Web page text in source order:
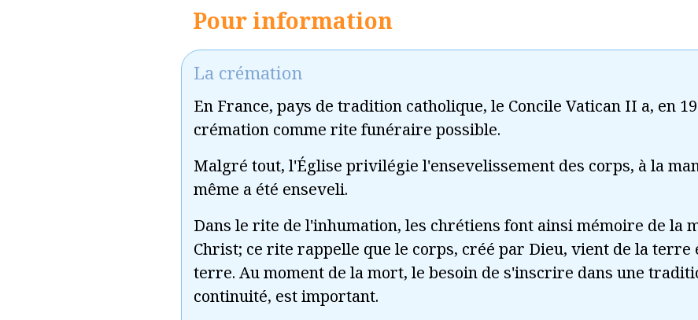
Pour information
La crémation
En France, pays de tradition catholique, le Concile Vatican II a, en
crémation comme rite funéraire possible.
Malgré tout, l'Église privilégie l'ensevelissement des corps, à la
même a été enseveli.
Dans le rite de l'inhumation, les chrétiens font ainsi mémoire de la
Christ; ce rite rappelle que le corps, créé par Dieu, vient de la terre
terre. Au moment de la mort, le besoin de s'inscrire dans une
continuité, est important.